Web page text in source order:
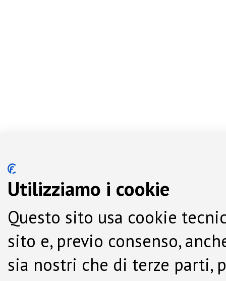
Utilizziamo i cookie
Questo sito usa cookie
sito e, previo consenso,
sia nostri che di terze parti,